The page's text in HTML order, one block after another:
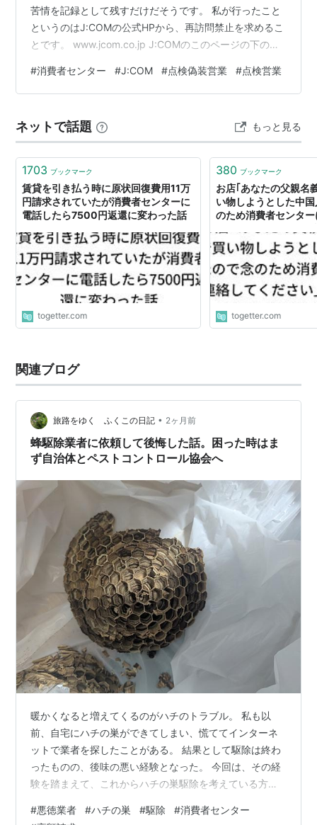
苦情を記録として残すだけだそうです。 私が行ったこと
というのはJ:COMの公式HPから、再訪問禁止を求めるこ
とです。 www.jcom.co.jp J:COMのこのページの下の方
誘停止のお手続き」というのを行ったのですが、どれぐ
らいの期間有効なのでしょうか？ 来年もまた、やっとく
ーダイヤルも記載しておきます。 ０１２０－９９９－０
００ めちゃめちゃ待たされるうえに、「申し訳ございま
せんで…
#消費者センター #J:COM #点検偽装営業 #点検営業
ネットで話題 もっと見る
1703 ブックマーク
賃貸を引き払う時に原状回復費用11万
円請求されていたが消費者センターに
電話したら7500円返還に変わった話
togetter.com
380 ブックマーク
お店｢あなたの父親名
い物しようとした中
のため消費者センタ
なった話
togetter.com
関連ブログ
旅路をゆく ふくこの日記 • 2ヶ月前
蜂駆除業者に依頼して後悔した話。困った時はま
ず自治体とペストコントロール協会へ
暖かくなると増えてくるのがハチのトラブル。 私も以
前、自宅にハチの巣ができてしまい、慌ててインターネ
ットで業者を探したことがある。 結果として駆除は終わ
ったものの、後味の悪い経験となった。 今回は、その経
験を踏まえて、これからハチの巣駆除を考えている方へ
静ではいられない ハチの巣を見つけた時、多くの人はこ
#悪徳業者 #ハチの巣 #駆除 #消費者センター